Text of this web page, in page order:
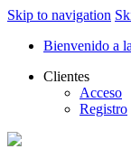
Skip to navigation
Bienvenido a
Clientes
Acceso
Registro